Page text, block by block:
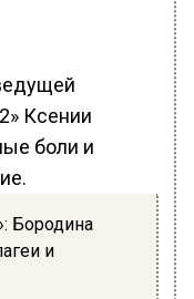
Ксении
боли и
Бородина
и